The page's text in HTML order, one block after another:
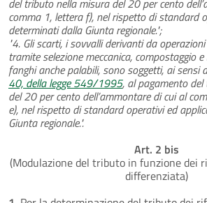
comma 1, lettera f), nel rispetto di standard
determinati dalla Giunta regionale.";
"4. Gli scarti, i sovvalli derivanti da
tramite selezione meccanica, compostaggio
fanghi anche palabili, sono soggetti, ai sensi
40, della legge 549/1995, al pagamento
del 20 per cento dell’ammontare di cui al
e), nel rispetto di standard operativi ed
Giunta regionale.".
Art. 2 bis
(Modulazione del tributo in funzione dei
differenziata)